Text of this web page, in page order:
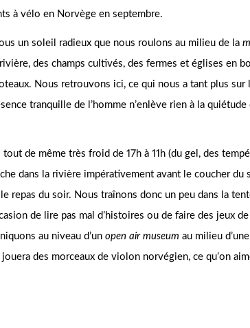
à vélo en Norvège en septembre.
un soleil radieux que nous roulons au milieu de la
des champs cultivés, des fermes et églises en
Nous retrouvons ici, ce qui nous a tant plus sur
tranquille de l’homme n’enlève rien à la quiétude
de même très froid de 17h à 11h (du gel, des
dans la rivière impérativement avant le coucher du
repas du soir. Nous traînons donc un peu dans la
de lire pas mal d’histoires ou de faire des jeux
au niveau d’unopen air museum au milieu
des morceaux de violon norvégien, ce qu’on